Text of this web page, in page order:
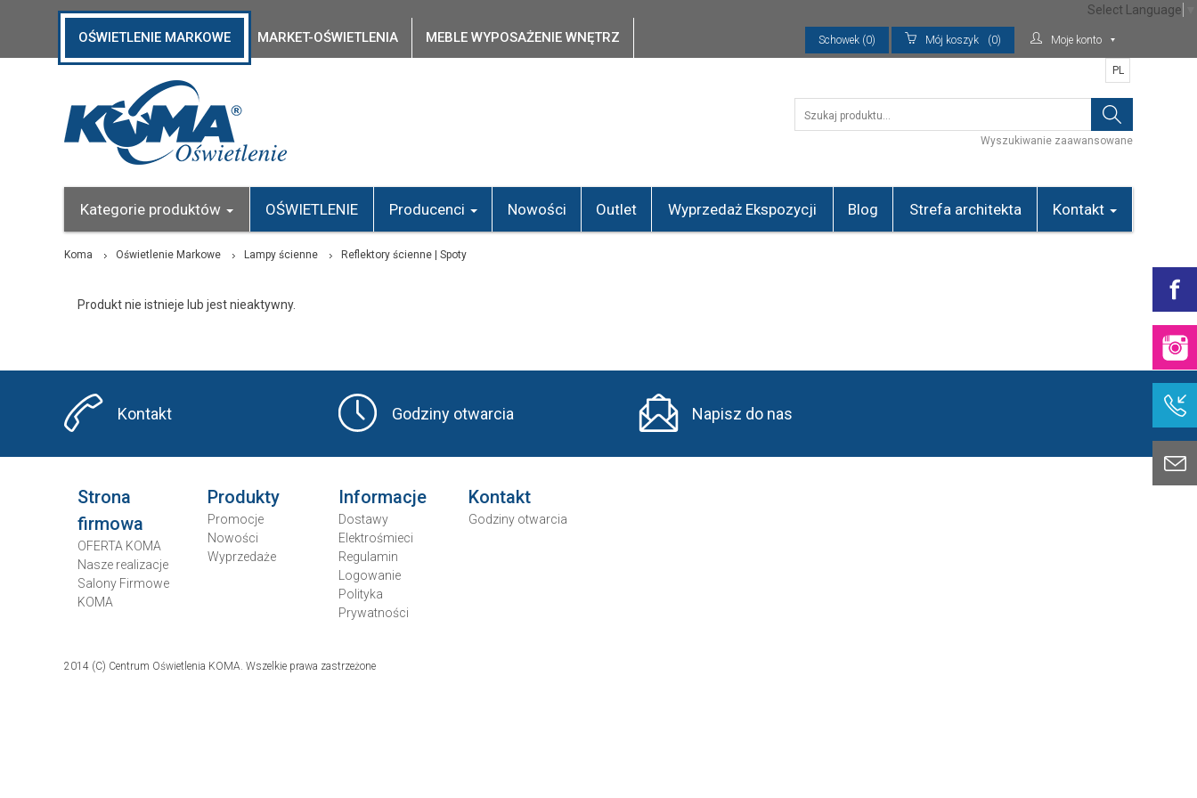
OŚWIETLENIE MARKOWE MARKET-OŚWIETLENIA MEBLE WYPOSAŻENIE WNĘTRZ Schowek (0) Mój koszyk (0) Moje konto
Wyszukiwanie zaawansowane
PL
Kategorie produktów OŚWIETLENIE Producenci Nowości Outlet Wyprzedaż Ekspozycji Blog Strefa architekta Kontakt
Koma Oświetlenie Markowe Lampy ścienne Reflektory ścienne | Spoty
Produkt nie istnieje lub jest nieaktywny.
Kontakt Godziny otwarcia Napisz do nas
Strona
firmowa
OFERTA KOMA
Nasze realizacje
Salony Firmowe
KOMA
Produkty
Promocje
Nowości
Wyprzedaże
Informacje
Dostawy
Elektrośmieci
Regulamin
Logowanie
Polityka
Prywatności
Kontakt
Godziny otwarcia
2014 (C) Centrum Oświetlenia KOMA. Wszelkie prawa zastrzeżone
Select Language